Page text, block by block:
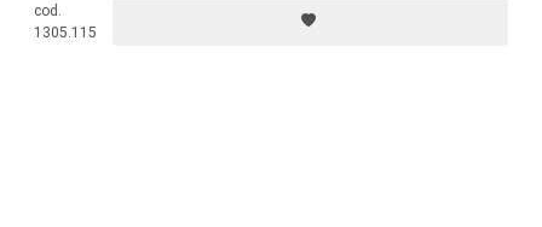
scuola e presenta tecniche ben testate che si accordano alla funzione
del comportamento, così da avere un trattamento adattato alle
cod.
1305.115